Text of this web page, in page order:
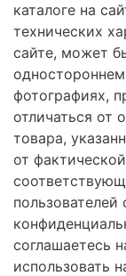
каталоге на
технических
сайте, может
фотографиях,
отличаться от
товара,
от
пользователей
соглашаетесь
использовать